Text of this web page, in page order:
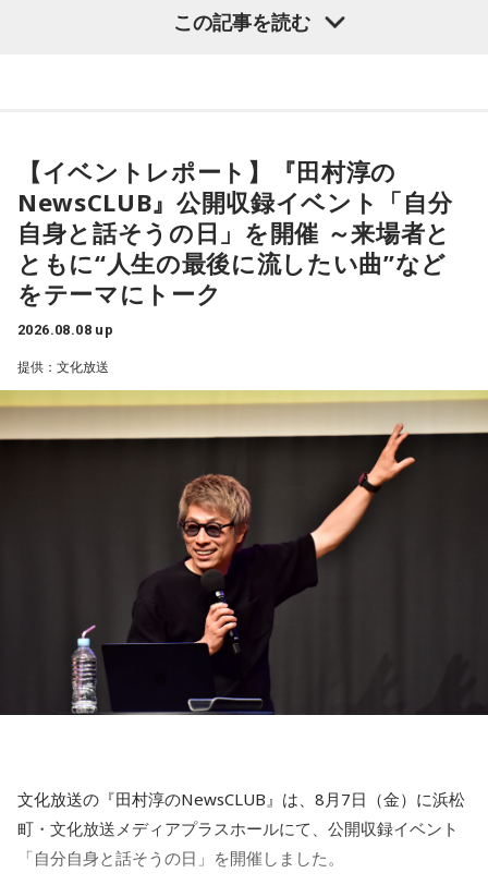
ペナントレース終盤の神宮球場、一つ一つのプレーの重みが
「ニッポン放送ショウアップナイター ヤクルト×DeNA」
■放送日時：8月15日（土） 17時50分～試合終了 （延長対
応あり）
■スペシャルゲスト解説：髙津臣吾
■実況：師岡正雄アナウンサー
■番組X：@showup1242
■ハッシュタグ：#ショウアップナイター #60n
■メールアドレス：89@1242.com
https://www.1242.com/showup
【2位】蟹座（かに座）
好調な運気で心地よく過ごせる1日となりそうです。直感が冴
えやすい運気なので、選択に迷った際は自分の直感を参考に
してみてください。
【3位】蠍座（さそり座）
学びや成長ができそうな1日です。今日は視野が広がりやすく
学びが深まりそうです。海外のことに目を向けたり、探究心
を大切に過ごしてみましょう。
【4位】山羊座（やぎ座）
対人運が好調です。今日は1対1のコミュニケーションが大切
な日。パートナーや大切な友人と深い話をしたり、普段は話
しづらい話題を取り上げてみたりするには良いタイミングで
【5位】牡牛座（おうし座）
趣味や友達付き合いが活発な運気です。今日は心の充実感を
感じやすい日なので、好きなことをとことん楽しみましょ
う。ラッキーアイテムは、炭酸水。
【6位】乙女座（おとめ座）
【7位】牡羊座（おひつじ座）
マイペースに過ごせると良い日です。今日は部屋の片付けを
したり、書類の整理をしたり、身の回りの整理を心掛けて過
この記事を読む
【イベントレポート】『田村淳の
NewsCLUB』公開収録イベント「自分
自身と話そうの日」を開催 ～来場者と
ともに“人生の最後に流したい曲”など
をテーマにトーク
2026.08.08 up
提供：文化放送
文化放送の『田村淳のNewsCLUB』は、8月7日（金）に浜松
町・文化放送メディアプラスホールにて、公開収録イベント
「自分自身と話そうの日」を開催しました。